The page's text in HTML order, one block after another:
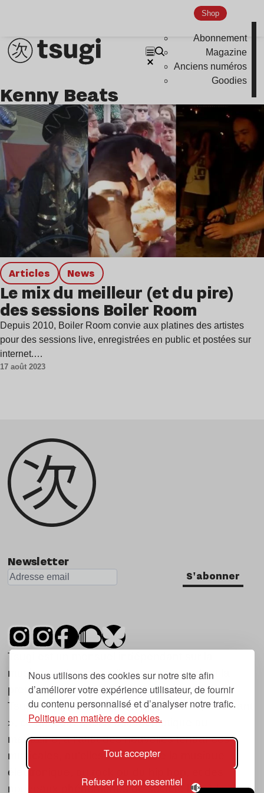
Nous utilisons des cookies sur notre site afin
d’améliorer votre expérience utilisateur, de fournir
du contenu personnalisé et d’analyser notre trafic.
Politique en matière de cookies.
Tout accepter
Refuser le non essentiel
Shop
Abonnement
Magazine
Anciens numéros
Goodies
Kenny Beats
Articles news
Le mix du meilleur (et du pire)
des sessions Boiler Room
Depuis 2010, Boiler Room convie aux platines des artistes
pour des sessions live, enregistrées en public et postées sur
internet.…
17 août 2023
Newsletter
S'abonner
Tsugi est un mensuel indépendant sur la
musique et les nouvelles tendances, dont la
première parution date de 2007.
Tsugi en japonais signifie « prochain », « suivant
», ce qui correspond à la thématique du
magazine, à l’affût des nouvelles tendances
musicales, qu’elles viennent de la musique
électronique, du rock ou du hip hop, et des
nouveaux phénomènes de société liés à la